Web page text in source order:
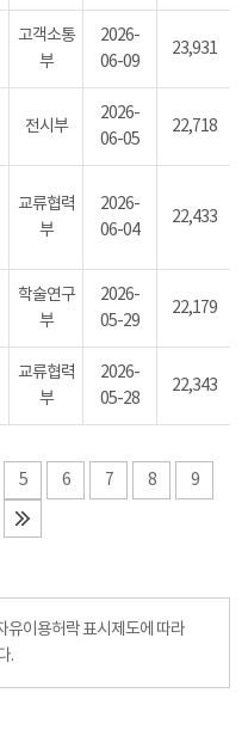
고객소통
부
2026-
06-09
23,931
전시부
2026-
06-05
22,718
교류협력
부
2026-
06-04
22,433
학술연구
부
2026-
05-29
22,179
교류협력
부
2026-
05-28
22,343
5 6 7 8
9
유이용허락 표시제도에 따라
.